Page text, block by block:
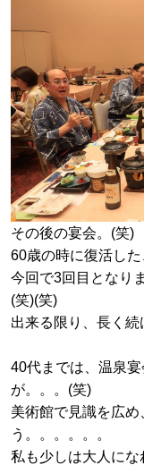
その後の宴会。(笑)
60歳の時に復活した
今回で3回目となり
(笑)(笑)
出来る限り、長く続
40代までは、温泉
が。。。(笑)
美術館で見識を広
う。。。。。。
私も少しは大人に